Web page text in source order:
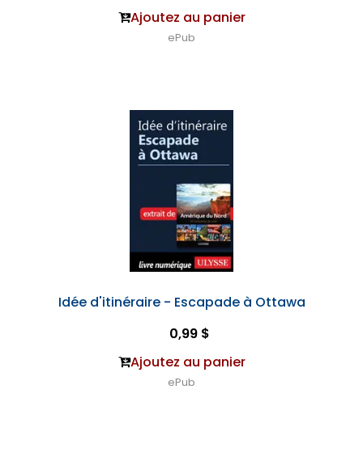
Ajoutez au panier
ePub
Idée d'itinéraire - Escapade à Ottawa
0,99 $
Ajoutez au panier
ePub